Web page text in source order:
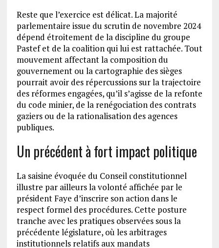
Reste que l’exercice est délicat. La majorité
parlementaire issue du scrutin de novembre 2024
dépend étroitement de la discipline du groupe
Pastef et de la coalition qui lui est rattachée. Tout
mouvement affectant la composition du
gouvernement ou la cartographie des sièges
pourrait avoir des répercussions sur la trajectoire
des réformes engagées, qu’il s’agisse de la refonte
du code minier, de la renégociation des contrats
gaziers ou de la rationalisation des agences
publiques.
Un précédent à fort impact politique
La saisine évoquée du Conseil constitutionnel
illustre par ailleurs la volonté affichée par le
président Faye d’inscrire son action dans le
respect formel des procédures. Cette posture
tranche avec les pratiques observées sous la
précédente législature, où les arbitrages
institutionnels relatifs aux mandats